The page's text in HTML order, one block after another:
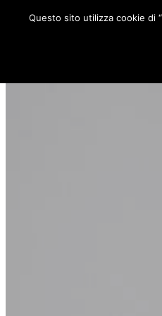
Questo sito utilizza cookie di